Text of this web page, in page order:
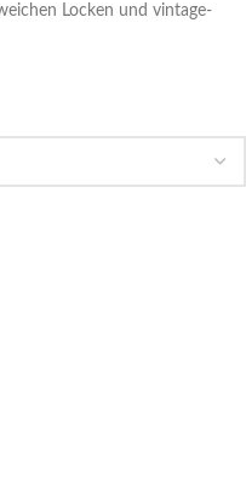
Locken und vintage-